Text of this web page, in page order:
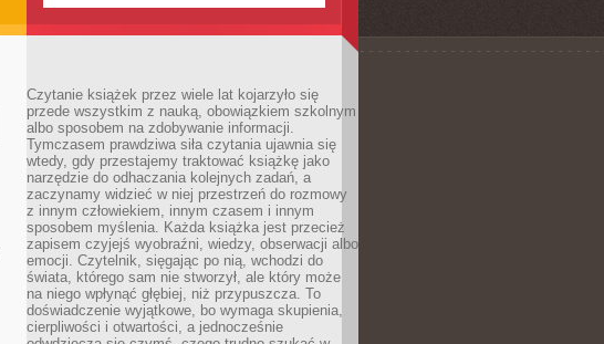
Czytanie książek przez wiele lat kojarzyło się
przede wszystkim z nauką, obowiązkiem szkolnym
albo sposobem na zdobywanie informacji.
Tymczasem prawdziwa siła czytania ujawnia się
wtedy, gdy przestajemy traktować książkę jako
narzędzie do odhaczania kolejnych zadań, a
zaczynamy widzieć w niej przestrzeń do rozmowy
z innym człowiekiem, innym czasem i innym
sposobem myślenia. Każda książka jest przecież
zapisem czyjejś wyobraźni, wiedzy, obserwacji albo
emocji. Czytelnik, sięgając po nią, wchodzi do
świata, którego sam nie stworzył, ale który może
na niego wpłynąć głębiej, niż przypuszcza. To
doświadczenie wyjątkowe, bo wymaga skupienia,
cierpliwości i otwartości, a jednocześnie